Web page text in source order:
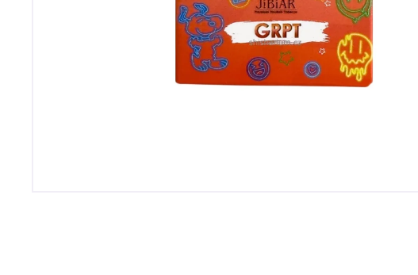
SARMA 360 STRONG – LYCH SOD
SARMA
LAVNDR
929 Kč